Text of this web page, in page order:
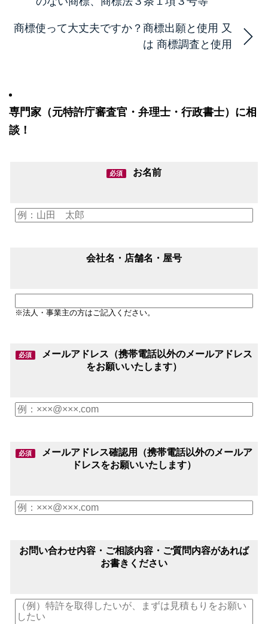
商標使って大丈夫ですか？商標出願と使用 又
は 商標調査と使用
専門家（元特許庁審査官・弁理士・行政書士）に相
談！
必須 お名前
会社名・店舗名・屋号
※法人・事業主の方はご記入ください。
必須
メールアドレス（携帯電話以外のメールアドレス
をお願いいたします）
必須
メールアドレス確認用（携帯電話以外のメールア
ドレスをお願いいたします）
お問い合わせ内容・ご相談内容・ご質問内容があれば
お書きください